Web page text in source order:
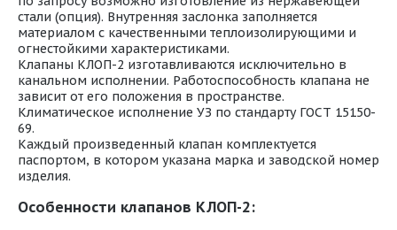
стали (опция). Внутренняя заслонка заполняется
материалом с качественными теплоизолирующими и
огнестойкими характеристиками.
Клапаны КЛОП-2 изготавливаются исключительно в
канальном исполнении. Работоспособность клапана не
зависит от его положения в пространстве.
Климатическое исполнение УЗ по стандарту ГОСТ 15150-
69.
Каждый произведенный клапан комплектуется
паспортом, в котором указана марка и заводской номер
изделия.
Особенности клапанов КЛОП-2: